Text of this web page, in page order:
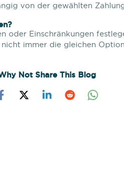
von der gewählten
oder Einschränkungen
immer die gleichen
Not Share This Blog